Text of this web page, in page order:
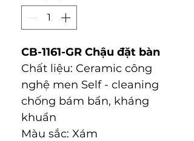
CB-1161-GR Chậu đặt bàn
Chất liệu: Ceramic công
nghệ men Self - cleaning
chống bám bẩn, kháng
khuẩn
Màu sắc: Xám